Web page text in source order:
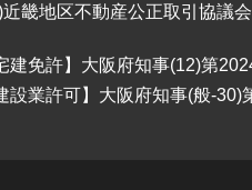
近畿地区不動産公正取引協議
建免許】大阪府知事(12)第
設業許可】大阪府知事(般-30)